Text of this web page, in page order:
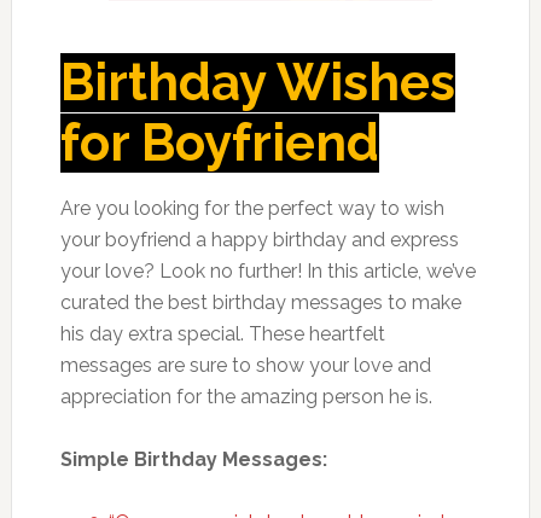
Birthday Wishes
for Boyfriend
Are you looking for the perfect way to wish
your boyfriend a happy birthday and express
your love? Look no further! In this article, we’ve
curated the best birthday messages to make
his day extra special. These heartfelt
messages are sure to show your love and
appreciation for the amazing person he is.
Simple Birthday Messages: